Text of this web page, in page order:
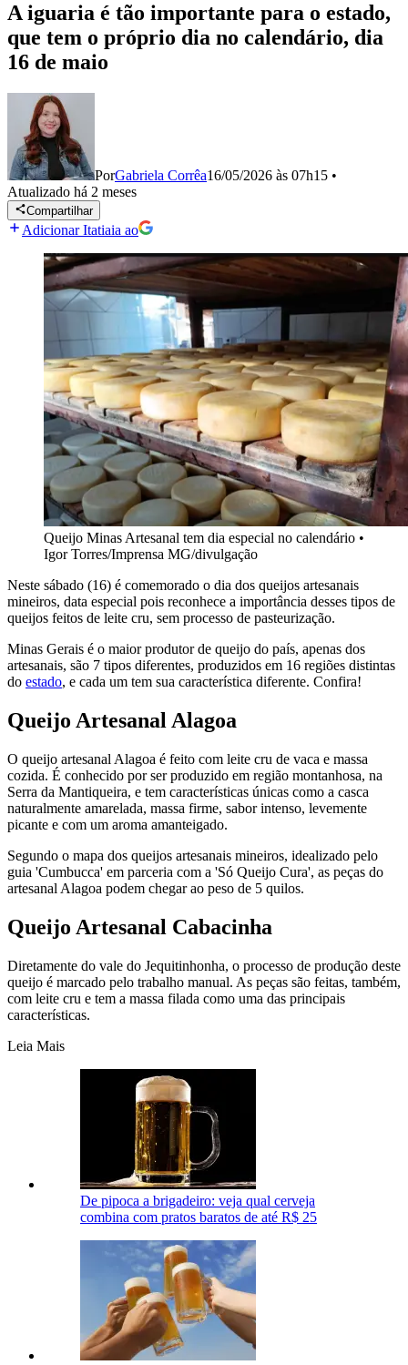
A iguaria é tão importante para o estado,
que tem o próprio dia no calendário, dia
16 de maio
PorGabriela Corrêa16/05/2026 às 07h15 •
Atualizado há 2 meses
Compartilhar
Adicionar Itatiaia ao
Queijo Minas Artesanal tem dia especial no calendário •
Igor Torres/Imprensa MG/divulgação
Neste sábado (16) é comemorado o dia dos queijos artesanais
mineiros, data especial pois reconhece a importância desses tipos de
queijos feitos de leite cru, sem processo de pasteurização.
Minas Gerais é o maior produtor de queijo do país, apenas dos
artesanais, são 7 tipos diferentes, produzidos em 16 regiões distintas
do estado, e cada um tem sua característica diferente. Confira!
Queijo Artesanal Alagoa
O queijo artesanal Alagoa é feito com leite cru de vaca e massa
cozida. É conhecido por ser produzido em região montanhosa, na
Serra da Mantiqueira, e tem características únicas como a casca
naturalmente amarelada, massa firme, sabor intenso, levemente
picante e com um aroma amanteigado.
Segundo o mapa dos queijos artesanais mineiros, idealizado pelo
guia 'Cumbucca' em parceria com a 'Só Queijo Cura', as peças do
artesanal Alagoa podem chegar ao peso de 5 quilos.
Queijo Artesanal Cabacinha
Diretamente do vale do Jequitinhonha, o processo de produção deste
queijo é marcado pelo trabalho manual. As peças são feitas, também,
com leite cru e tem a massa filada como uma das principais
características.
Leia Mais
De pipoca a brigadeiro: veja qual cerveja
combina com pratos baratos de até R$ 25